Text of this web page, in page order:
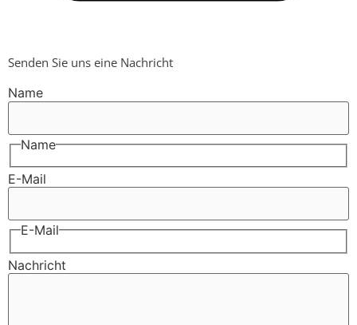
Senden Sie uns eine Nachricht
Name
Name
E-Mail
E-Mail
Nachricht